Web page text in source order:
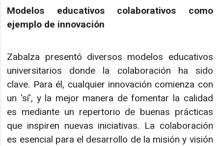
Modelos educativos colaborativos como
ejemplo de innovación
Zabalza presentó diversos modelos educativos
universitarios donde la colaboración ha sido
clave. Para él, cualquier innovación comienza con
un 'sí', y la mejor manera de fomentar la calidad
es mediante un repertorio de buenas prácticas
que inspiren nuevas iniciativas. La colaboración
es esencial para el desarrollo de la misión y visión